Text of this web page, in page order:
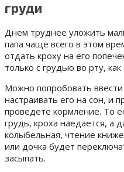
груди
Днем труднее уложить
папа чаще всего в этом
отдать кроху на его
только с грудью во рту,
Можно попробовать
настраивать его на сон, и
проведете кормление. То
грудь, кроха наедается, а
колыбельная, чтение
или дочка будет
засыпать.